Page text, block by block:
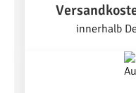
innerhalb